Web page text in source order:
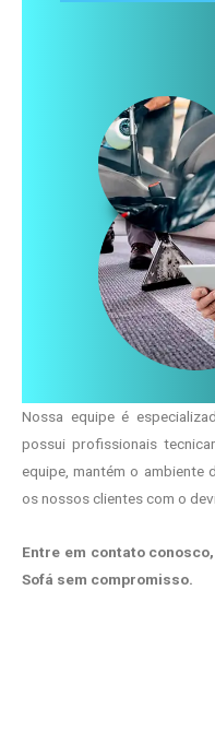
Nossa equipe é
possui profissionais
equipe, mantém o
os nossos clientes com o
Entre em contato
Sofá sem compromisso.